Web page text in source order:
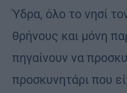
Ύδρα, όλο το νησί
θρήνους και μόνη
πηγαίνουν να
προσκυνητάρι που